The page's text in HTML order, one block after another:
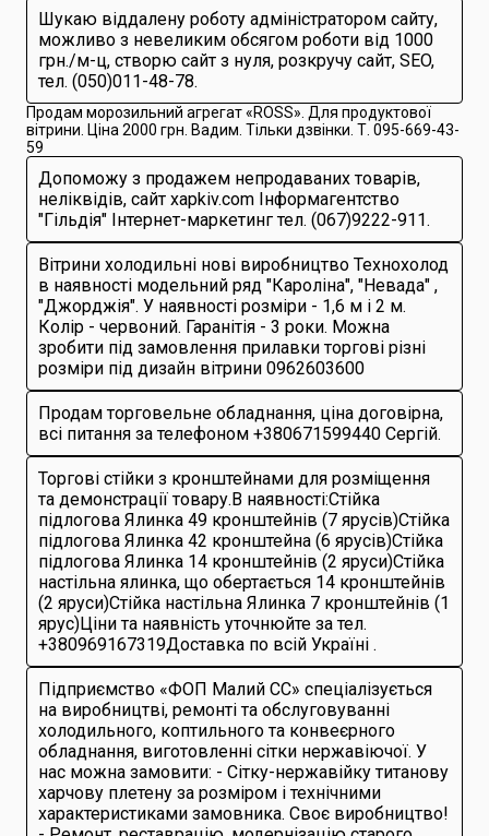
Шукаю віддалену роботу адміністратором сайту,
можливо з невеликим обсягом роботи від 1000
грн./м-ц, створю сайт з нуля, розкручу сайт, SEO,
тел. (050)011-48-78.
Продам морозильний агрегат «ROSS». Для продуктової
вітрини. Ціна 2000 грн. Вадим. Тільки дзвінки. Т. 095-669-43-
59
Допоможу з продажем непродаваних товарів,
неліквідів, сайт xapkiv.com Інформагентство
"Гільдія" Інтернет-маркетинг тел. (067)9222-911.
Вітрини холодильні нові виробництво Технохолод
в наявності модельний ряд "Кароліна", "Невада" ,
"Джорджія". У наявності розміри - 1,6 м і 2 м.
Колір - червоний. Гаранітія - 3 роки. Можна
зробити під замовлення прилавки торгові різні
розміри під дизайн вітрини 0962603600
Продам торговельне обладнання, ціна договірна,
всі питання за телефоном +380671599440 Сергій.
Торгові стійки з кронштейнами для розміщення
та демонстрації товару.В наявності:Стійка
підлогова Ялинка 49 кронштейнів (7 ярусів)Стійка
підлогова Ялинка 42 кронштейна (6 ярусів)Стійка
підлогова Ялинка 14 кронштейнів (2 яруси)Стійка
настільна ялинка, що обертається 14 кронштейнів
(2 яруси)Стійка настільна Ялинка 7 кронштейнів (1
ярус)Ціни та наявність уточнюйте за тел.
+380969167319Доставка по всій Україні .
Підприємство «ФОП Малий СС» спеціалізується
на виробництві, ремонті та обслуговуванні
холодильного, коптильного та конвеєрного
обладнання, виготовленні сітки нержавіючої. У
нас можна замовити: - Сітку-нержавійку титанову
харчову плетену за розміром і технічними
характеристиками замовника. Своє виробництво!